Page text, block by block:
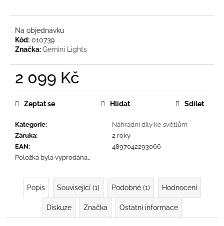
Na objednávku
Kód: 010739
Značka:Gemini Lights
2 099 Kč
Měrná
cena:
Kategorie:
Náhradní díly ke světlům
Záruka:
2 roky
EAN:
4897042293066
Položka byla vyprodána…
Zeptat se Hlídat Sdílet
Popis Související (1) Podobné (1) Hodnocení
Diskuze Značka Ostatní informace
D
o
p
u
č
u
e
m
e